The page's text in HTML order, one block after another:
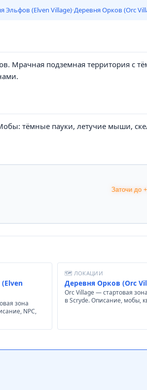
Эльфов (Elven Village)·Деревня Орков (Orc
Мрачная подземная территория с
тёмные пауки, летучие мыши,
зона
NPC,
🗺 ЛОКАЦИИ
Деревня Орков (Orc
Orc Village — стартовая
в Scryde. Описание, мобы,
Заточи до